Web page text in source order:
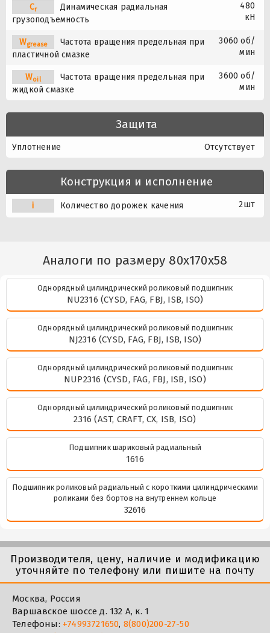
Cr
Динамическая радиальная
грузоподъемность
480
кН
Wgrease
Частота вращения предельная при
пластичной смазке
3060 об/
мин
Woil
Частота вращения предельная при
жидкой смазке
3600 об/
мин
Защита
Уплотнение Отсутствует
Конструкция и исполнение
i Количество дорожек качения 2шт
Аналоги по размеру 80x170x58
Однорядный цилиндрический роликовый подшипник
NU2316 (CYSD, FAG, FBJ, ISB, ISO)
Однорядный цилиндрический роликовый подшипник
NJ2316 (CYSD, FAG, FBJ, ISB, ISO)
Однорядный цилиндрический роликовый подшипник
NUP2316 (CYSD, FAG, FBJ, ISB, ISO)
Однорядный цилиндрический роликовый подшипник
2316 (AST, CRAFT, CX, ISB, ISO)
Подшипник шариковый радиальный
1616
Подшипник роликовый радиальный с короткими цилиндрическими
роликами без бортов на внутреннем кольце
32616
Производителя, цену, наличие и модификацию
уточняйте по телефону или пишите на почту
Москва, Россия
Варшавское шоссе д. 132 А, к. 1
Телефоны: +74993721650, 8(800)200-27-50